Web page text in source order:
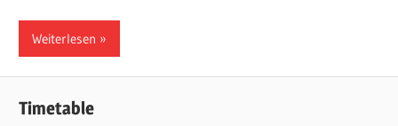
Weiterlesen
Timetable